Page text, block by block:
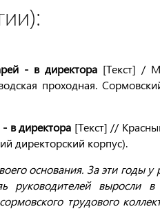
- в директора [Текст] /
проходная. Сормовский
в директора [Текст] //
директорский корпус).
основания. За эти годы у
руководителей выросли в
трудового